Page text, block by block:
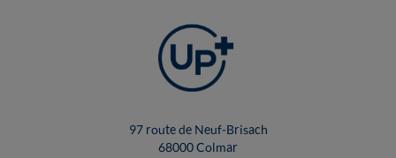
97 route de Neuf-Brisach
68000 Colmar